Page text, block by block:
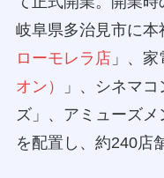
岐阜県多治見市に本
ローモレラ店」、家
オン）
」、シネマ
ズ」、アミューズ
を配置し、約240店